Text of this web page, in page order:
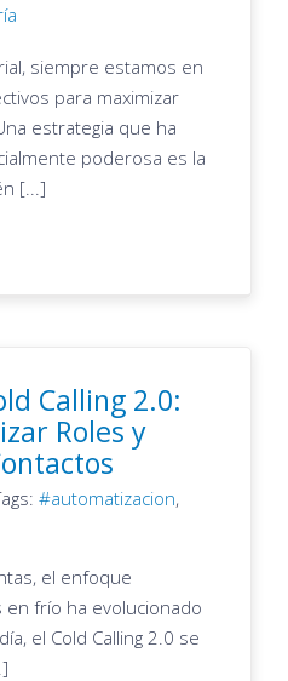
siempre estamos en
para maximizar
estrategia que ha
poderosa es la
[...]
Calling 2.0:
Roles y
automatizacion,
el enfoque
en frío ha evolucionado
el Cold Calling 2.0 se